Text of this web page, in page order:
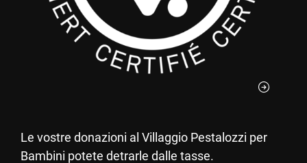
Le vostre donazioni al Villaggio Pestalozzi per
Bambini potete detrarle dalle tasse.